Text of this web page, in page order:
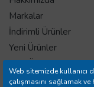
Markalar
İndirimli Ürünler
Yeni Ürünler
Tüm Ürünler
İletişim
Web sitemizde kullanıcı
çalışmasını sağlamak